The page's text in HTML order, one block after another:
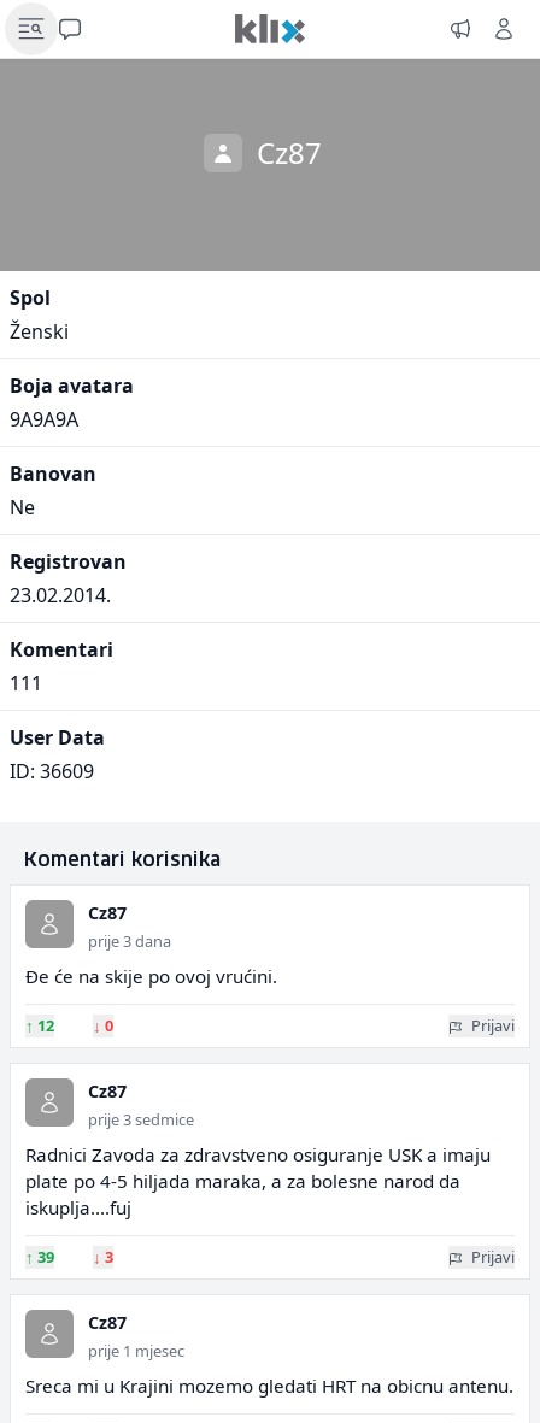
Cz87
Spol
Ženski
Boja avatara
9A9A9A
Banovan
Ne
Registrovan
23.02.2014.
Komentari
111
User Data
ID: 36609
Komentari korisnika
Cz87
prije 3 dana
Đe će na skije po ovoj vrućini.
↑ 12 ↓ 0 Prijavi
Cz87
prije 3 sedmice
Radnici Zavoda za zdravstveno osiguranje USK a imaju
plate po 4-5 hiljada maraka, a za bolesne narod da
iskuplja....fuj
↑ 39 ↓ 3 Prijavi
Cz87
prije 1 mjesec
Sreca mi u Krajini mozemo gledati HRT na obicnu antenu.